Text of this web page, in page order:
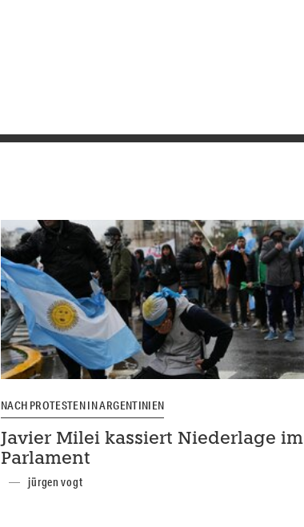
NACH PROTESTEN IN ARGENTINIEN
Javier Milei kassiert Niederlage im
Parlament
jürgen vogt